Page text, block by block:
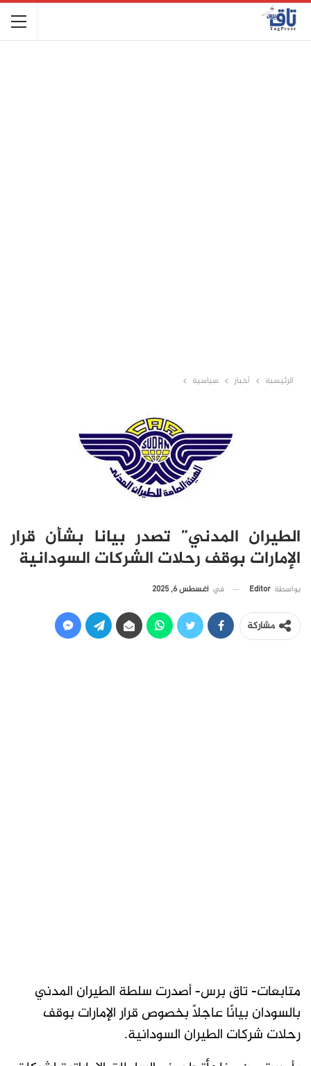
الرئيسية أخبار سياسية
الطيران المدني” تصدر بيانا بشأن قرار
الإمارات بوقف رحلات الشركات السودانية
بواسطة Editor في أغسطس 6, 2025
مشاركة
متابعات- تاق برس- أصدرت سلطة الطيران المدني
بالسودان بيانًا عاجلًا بخصوص قرار الإمارات بوقف
رحلات شركات الطيران السودانية.